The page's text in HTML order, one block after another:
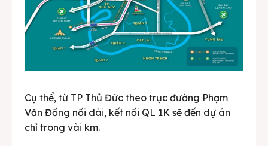
Cụ thể, từ TP Thủ Đức theo trục đường Phạm
Văn Đồng nối dài, kết nối QL 1K sẽ đến dự án
chỉ trong vài km.